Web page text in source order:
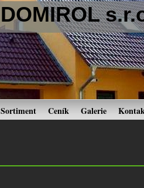
DOMIROL
Sortiment Ceník Galerie